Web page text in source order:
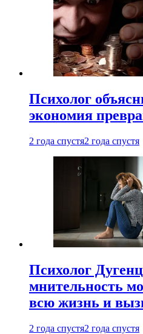
Психолог
экономия
2 года спустя2 года спустя
Психолог
мнительность
всю жизнь и
2 года спустя2 года спустя